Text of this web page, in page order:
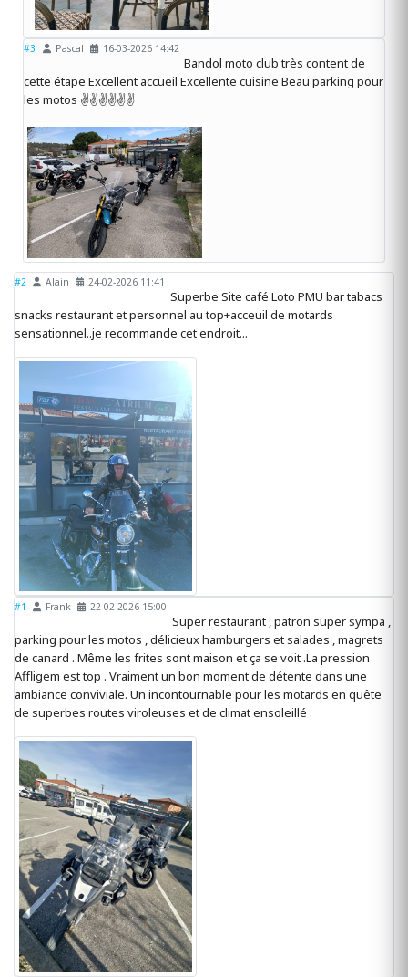
#3 Pascal 16-03-2026 14:42
Bandol moto club très content de
cette étape Excellent accueil Excellente cuisine Beau parking pour
les motos ✌️✌️✌️✌️✌️✌️
#2 Alain 24-02-2026 11:41
Superbe Site café Loto PMU bar tabacs
snacks restaurant et personnel au top+acceuil de motards
sensationnel..je recommande cet endroit...
#1 Frank 22-02-2026 15:00
Super restaurant , patron super sympa ,
parking pour les motos , délicieux hamburgers et salades , magrets
de canard . Même les frites sont maison et ça se voit .La pression
Affligem est top . Vraiment un bon moment de détente dans une
ambiance conviviale. Un incontournable pour les motards en quête
de superbes routes viroleuses et de climat ensoleillé .